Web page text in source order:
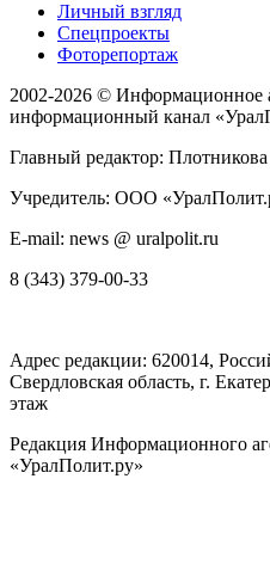
Личный взгляд
Спецпроекты
Фоторепортаж
2002-2026 © Информационное
информационный канал
Главный редактор:
Учредитель: ООО
E-mail: news @ uralpolit.ru
8 (343) 379-00-33
Адрес редакции: 620014,
Свердловская область, г.
этаж
Редакция Информационного
«УралПолит.ру»